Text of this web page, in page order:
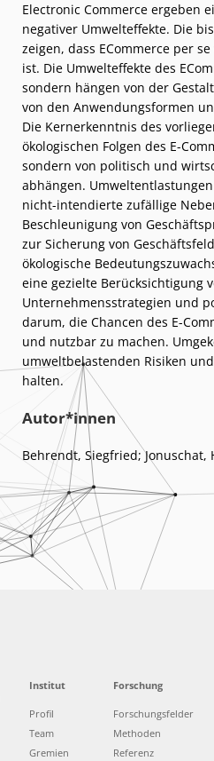
Electronic Commerce ergeben
negativer Umwelteffekte. Die
zeigen, dass ECommerce per
ist. Die Umwelteffekte des
sondern hängen von der
von den Anwendungsformen
Die Kernerkenntnis des
ökologischen Folgen des E-
sondern von politisch und
abhängen.
nicht-intendierte zufällige
Beschleunigung von
zur Sicherung von
ökologische
eine gezielte Berücksichtigung
Unternehmensstrategien und
darum, die Chancen des E-
und nutzbar zu machen.
umweltbelastenden Risiken
halten.
Autor*innen
Behrendt, Siegfried; Jonuschat,
Institut
Profil
Team
Gremien
Forschung
Forschungsfelder
Methoden
Referenz